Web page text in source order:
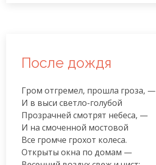
После дождя
Гром отгремел, прошла гроза, —
И в выси светло-голубой
Прозрачней смотрят небеса, —
И на смоченной мостовой
Все громче грохот колеса.
Открыты окна по домам —